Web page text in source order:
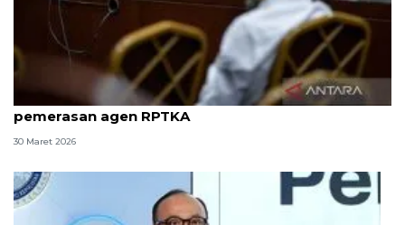
8 ASN Kemenaker hadapi sidang tuntutan kasus
pemerasan agen RPTKA
30 Maret 2026